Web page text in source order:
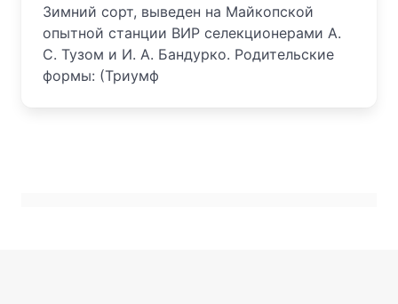
Зимний сорт, выведен на Майкопской
опытной станции ВИР селекционерами А.
С. Тузом и И. А. Бандурко. Родитель­ские
формы: (Триумф